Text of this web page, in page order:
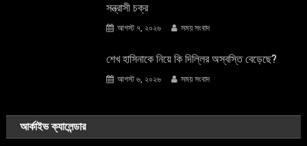
সন্ত্রাসী চক্র
আগস্ট ৭, ২০২৬ সময় সংবাদ
শেখ হাসিনাকে নিয়ে কি দিল্লির অস্বস্তি বেড়েছে?
আগস্ট ৬, ২০২৬ সময় সংবাদ
আর্কাইভ ক্যালেন্ডার